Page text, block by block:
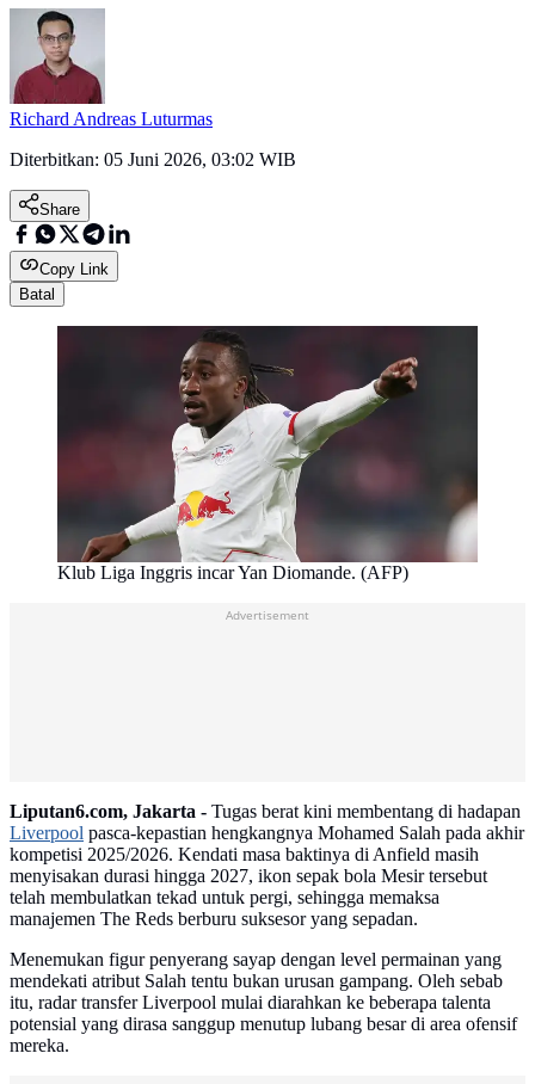
Richard Andreas Luturmas
Diterbitkan: 05 Juni 2026, 03:02 WIB
Share
Copy Link
Batal
Klub Liga Inggris incar Yan Diomande. (AFP)
Advertisement
Liputan6.com, Jakarta - Tugas berat kini membentang di hadapan
Liverpool pasca-kepastian hengkangnya Mohamed Salah pada akhir
kompetisi 2025/2026. Kendati masa baktinya di Anfield masih
menyisakan durasi hingga 2027, ikon sepak bola Mesir tersebut
telah membulatkan tekad untuk pergi, sehingga memaksa
manajemen The Reds berburu suksesor yang sepadan.
Menemukan figur penyerang sayap dengan level permainan yang
mendekati atribut Salah tentu bukan urusan gampang. Oleh sebab
itu, radar transfer Liverpool mulai diarahkan ke beberapa talenta
potensial yang dirasa sanggup menutup lubang besar di area ofensif
mereka.